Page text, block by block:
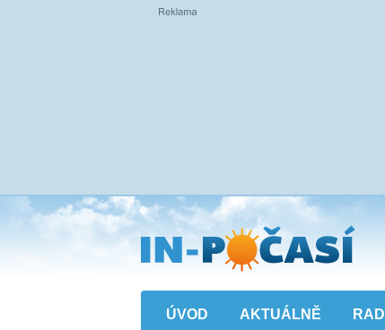
Přejít
na
hlavní
obsah
ÚVOD AKTUÁLNĚ